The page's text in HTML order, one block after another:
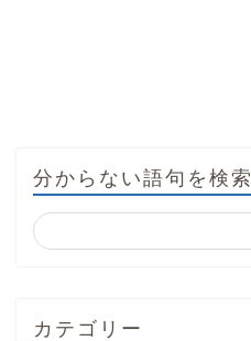
分からない語句を検索
カテゴリー